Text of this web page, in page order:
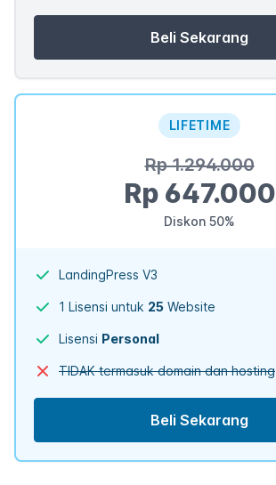
Beli Sekarang
LIFETIME
Rp 1.294.000
Rp 647.000
Diskon 50%
LandingPress V3
1 Lisensi untuk 25 Website
Lisensi Personal
TIDAK termasuk domain dan hosting
Beli Sekarang